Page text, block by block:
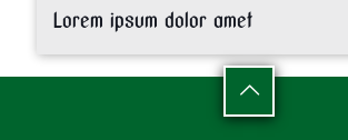
Lorem ipsum dolor amet